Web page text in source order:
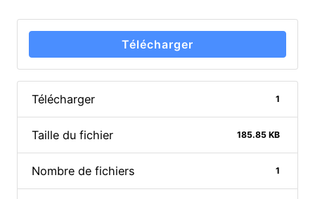
Télécharger
Télécharger 1
Taille du fichier 185.85 KB
Nombre de fichiers 1